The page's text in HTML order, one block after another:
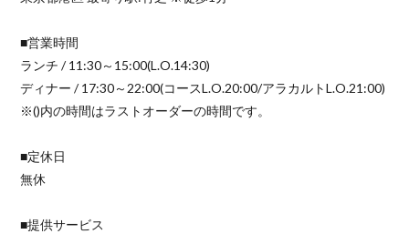
■営業時間
ランチ / 11:30～15:00(L.O.14:30)
ディナー / 17:30～22:00(コースL.O.20:00/アラカルトL.O.21:00)
※()内の時間はラストオーダーの時間です。
■定休日
無休
■提供サービス